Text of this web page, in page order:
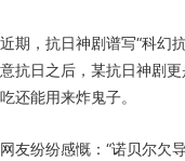
近期，抗日神剧谱写“科幻
意抗日之后，某抗日神剧更
吃还能用来炸鬼子。
网友纷纷感慨： “诺贝尔欠